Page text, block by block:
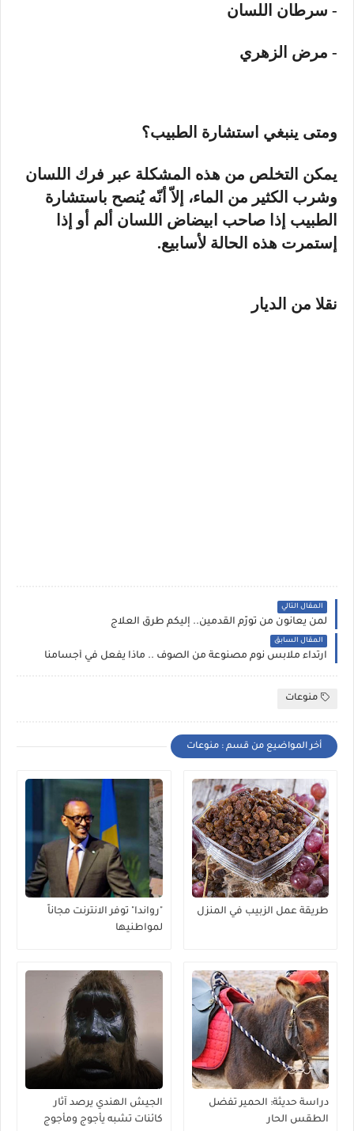
- سرطان اللسان
- مرض الزهري
ومتى ينبغي استشارة الطبيب؟
يمكن التخلص من هذه المشكلة عبر فرك اللسان
وشرب الكثير من الماء، إلاّ أنّه يُنصح باستشارة
الطبيب إذا صاحب ابيضاض اللسان ألم أو إذا
إستمرت هذه الحالة لأسابيع.
نقلا من الديار
المقال التالي
لمن يعانون من تورّم القدمين.. إليكم طرق العلاج
المقال السابق
ارتداء ملابس نوم مصنوعة من الصوف .. ماذا يفعل في أجسامنا
منوعات
أخر المواضيع من قسم : منوعات
طريقة عمل الزبيب في المنزل
"رواندا" توفر الانترنت مجاناً
لمواطنيها
دراسة حديثة: الحمير تفضل
الطقس الحار
الجيش الهندي يرصد آثار
كائنات تشبه يأجوج ومأجوج